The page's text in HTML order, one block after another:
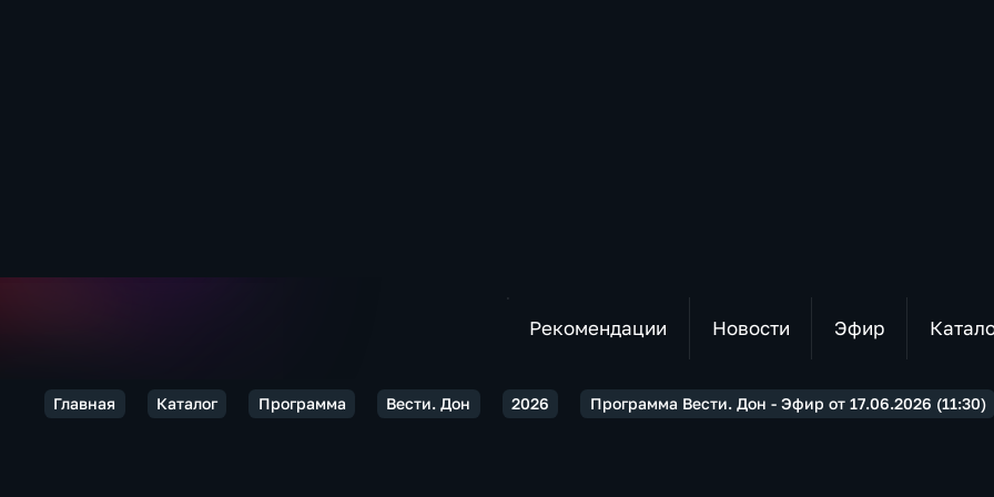
Рекомендации Новости Эфир
Главная Каталог Программа Вести. Дон 2026 Программа Вести. Дон - Эфир от 17.06.2026 (11:30)